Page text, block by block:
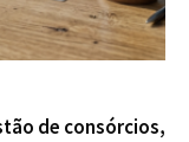
de consórcios,